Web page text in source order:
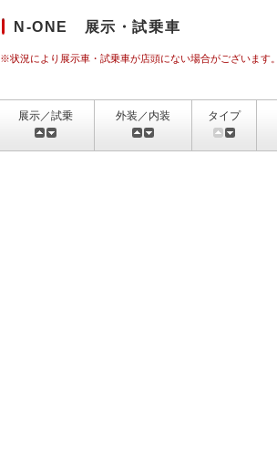
N-ONE 展示・試乗車
※状況により展示車・試乗車が店頭にない場合がございます
展示／試乗 外装／内装 タイプ